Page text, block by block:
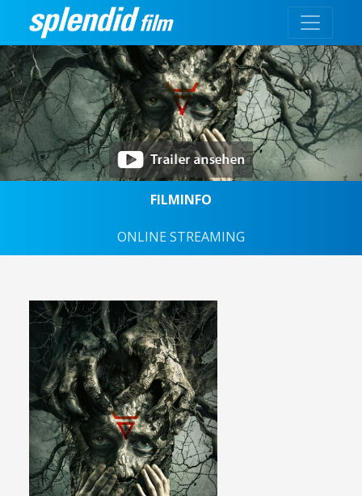
FILMINFO
ONLINE STREAMING